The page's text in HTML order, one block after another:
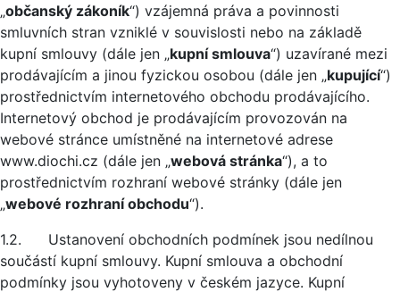
„občanský zákoník“) vzájemná práva a povinnosti
smluvních stran vzniklé v souvislosti nebo na základě
kupní smlouvy (dále jen „kupní smlouva“) uzavírané mezi
prodávajícím a jinou fyzickou osobou (dále jen „kupující“)
prostřednictvím internetového obchodu prodávajícího.
Internetový obchod je prodávajícím provozován na
webové stránce umístněné na internetové adrese
www.diochi.cz (dále jen „webová stránka“), a to
prostřednictvím rozhraní webové stránky (dále jen
„webové rozhraní obchodu“).
1.2. Ustanovení obchodních podmínek jsou nedílnou
součástí kupní smlouvy. Kupní smlouva a obchodní
podmínky jsou vyhotoveny v českém jazyce. Kupní